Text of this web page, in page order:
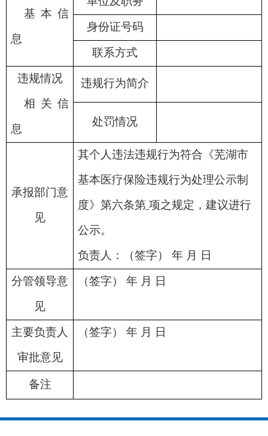
基本信
息
身份证号码
联系方式
违规情况
相关信
息
违规行为简介
处罚情况
承报部门意
见
其个人违法违规行为符合《芜湖市
基本医疗保险违规行为处理公示制
度》第六条第 项之规定，建议进行
公示。
负责人：（签字） 年 月 日
分管领导意
见
（签字） 年 月 日
主要负责人
审批意见
（签字） 年 月 日
备注